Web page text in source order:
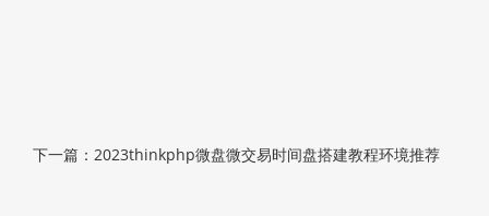
下一篇：2023thinkphp微盘微交易时间盘搭建教程环境推荐